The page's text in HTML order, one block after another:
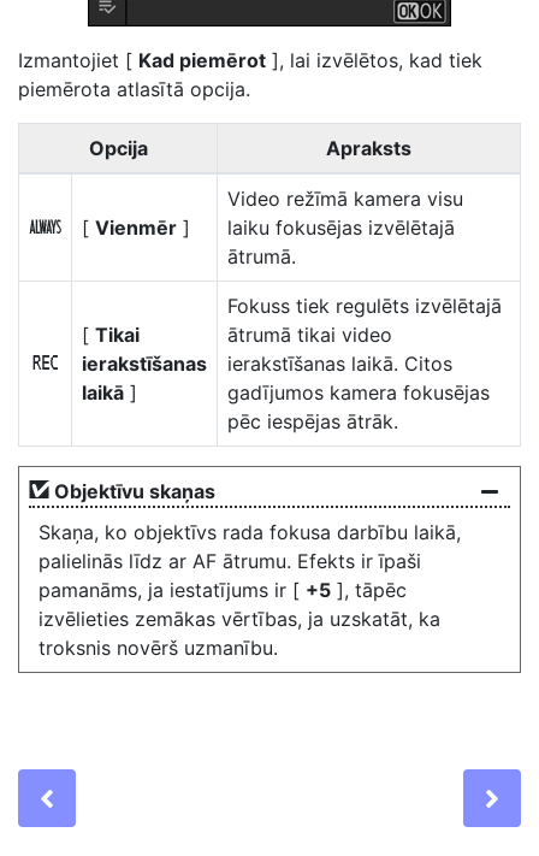
Izmantojiet [ Kad piemērot ], lai izvēlētos, kad tiek
piemērota atlasītā opcija.
Opcija Apraksts
D [ Vienmēr ]
Video režīmā kamera visu
laiku fokusējas izvēlētajā
ātrumā.
E
[ Tikai
ierakstīšanas
laikā ]
Fokuss tiek regulēts izvēlētajā
ātrumā tikai video
ierakstīšanas laikā. Citos
gadījumos kamera fokusējas
pēc iespējas ātrāk.
Objektīvu skaņas
Skaņa, ko objektīvs rada fokusa darbību laikā,
palielinās līdz ar AF ātrumu. Efekts ir īpaši
pamanāms, ja iestatījums ir [ +5 ], tāpēc
izvēlieties zemākas vērtības, ja uzskatāt, ka
troksnis novērš uzmanību.